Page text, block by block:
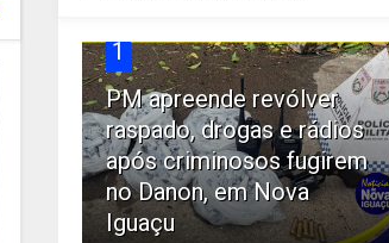
1
PM apreende revólver
raspado, drogas e rádios
após criminosos fugirem
no Danon, em Nova
Iguaçu